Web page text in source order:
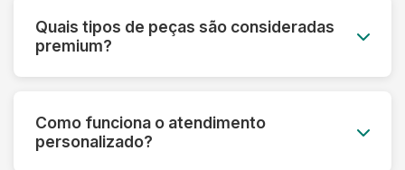
Quais tipos de peças são consideradas
premium?
vintage, uniformes especiais e qualquer peça de
alto valor monetário ou sentimental.
Como funciona o atendimento
personalizado?